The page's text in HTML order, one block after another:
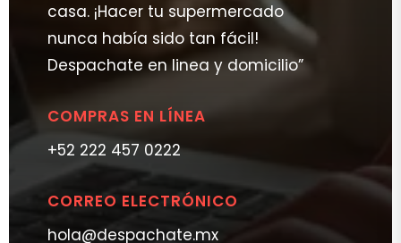
casa. ¡Hacer tu supermercado
nunca había sido tan fácil!
Despachate en linea y domicilio”
COMPRAS EN LÍNEA
+52 222 457 0222
CORREO ELECTRÓNICO
hola@despachate.mx